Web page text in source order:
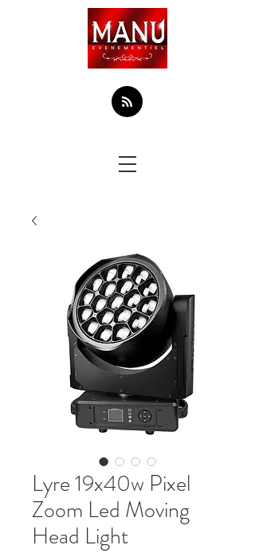
Lyre 19x40w Pixel
Zoom Led Moving
Head Light